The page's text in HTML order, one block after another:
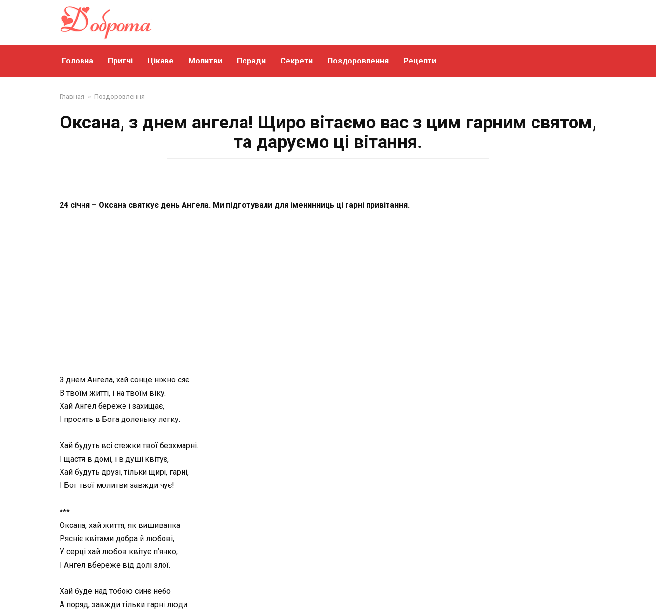
Головна Притчі Цікаве Молитви Поради Секрети Поздоровлення Рецепти
Главная » Поздоровлення
Оксана, з днем ангела! Щиро вітаємо вас з цим гарним святом,
та даруємо ці вітання.
24 січня – Оксана святкує день Ангела. Ми підготували для іменинниць ці гарні привітання.
З днем Ангела, хай сонце ніжно сяє
В твоїм житті, і на твоїм віку.
Хай Ангел береже і захищає,
І просить в Бога доленьку легку.
Хай будуть всі стежки твої безхмарні.
І щастя в домі, і в душі квітує,
Хай будуть друзі, тільки щирі, гарні,
І Бог твої молитви завжди чує!
***
Оксана, хай життя, як вишиванка
Рясніє квітами добра й любові,
У серці хай любов квітує п’янко,
І Ангел вбереже від долі злої.
Хай буде над тобою синє небо
А поряд, завжди тільки гарні люди.